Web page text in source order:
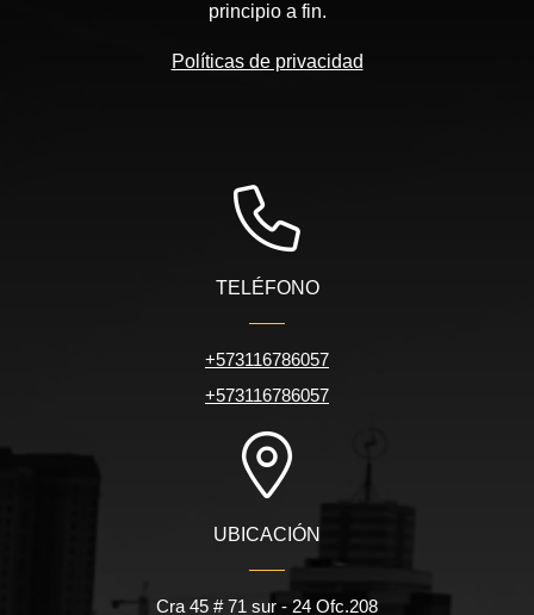
principio a fin.
Políticas de privacidad
TELÉFONO
+573116786057
+573116786057
UBICACIÓN
Cra 45 # 71 sur - 24 Ofc.208